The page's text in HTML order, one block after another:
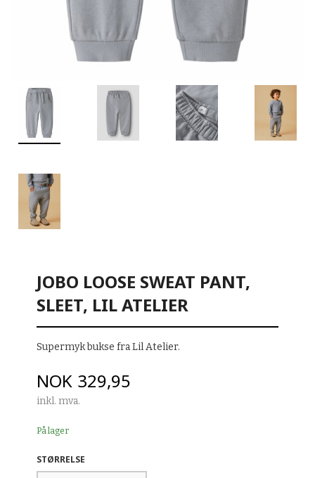
JOBO LOOSE SWEAT PANT,
SLEET, LIL ATELIER
Supermyk bukse fra Lil Atelier.
Pris
NOK 329,95
inkl. mva.
På lager
STØRRELSE